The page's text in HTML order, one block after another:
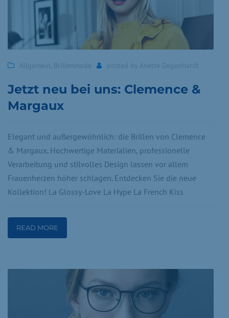
Allgemein , Brillenmode posted by Anette Degenhardt
Jetzt neu bei uns: Clemence &
Margaux
Elegant und außergewöhnlich: die Brillen von Clemence
& Margaux. Hochwertige Materialien, professionelle
Verarbeitung und stilvolles Design lassen vor allem
Frauenherzen höher schlagen. Entdecken Sie die neue
Kollektion! La Glossy-Love La Hype La French Kiss
READ MORE